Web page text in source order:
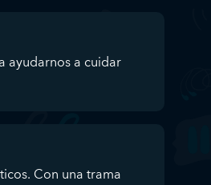
ayudarnos a cuidar
Con una trama